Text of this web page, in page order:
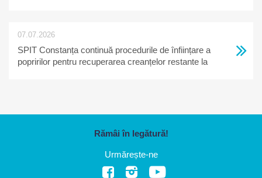
07.07.2026
SPIT Constanța continuă procedurile de înființare a
popririlor pentru recuperarea creanțelor restante la
Rămâi în legătură!
Urmărește-ne